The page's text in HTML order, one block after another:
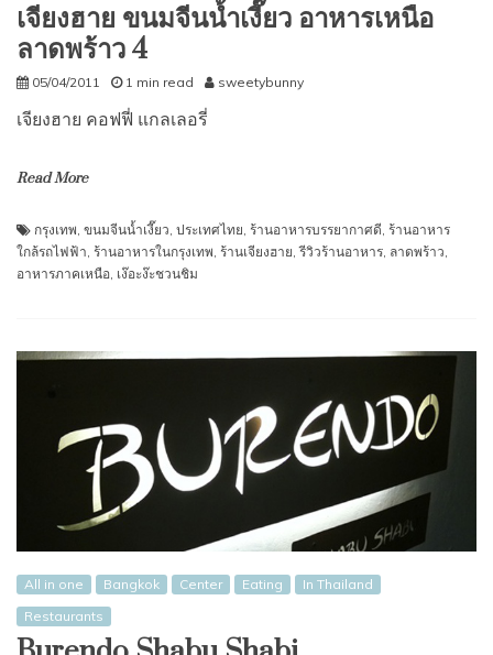
เจียงฮาย ขนมจีนน้ำเงี๊ยว อาหารเหนือ
ลาดพร้าว 4
05/04/2011 1 min read sweetybunny
เจียงฮาย คอฟฟี่ แกลเลอรี่
Read More
กรุงเทพ, ขนมจีนน้ำเงี๊ยว, ประเทศไทย, ร้านอาหารบรรยากาศดี, ร้านอาหาร
ใกล้รถไฟฟ้า, ร้านอาหารในกรุงเทพ, ร้านเจียงฮาย,รีวิวร้านอาหาร, ลาดพร้าว,
อาหารภาคเหนือ, เง๊อะง๊ะชวนชิม
All in one Bangkok Center Eating
In Thailand
Restaurants